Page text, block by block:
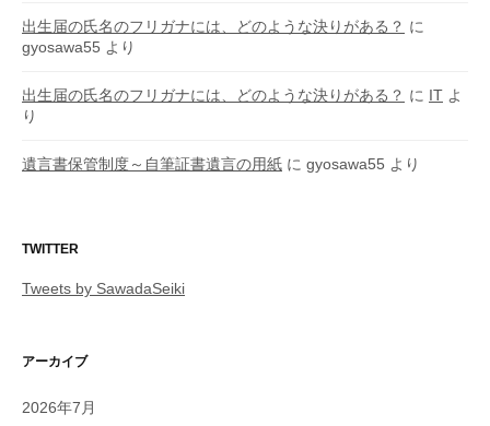
出生届の氏名のフリガナには、どのような決りがある？ に
gyosawa55 より
出生届の氏名のフリガナには、どのような決りがある？ に IT よ
り
遺言書保管制度～自筆証書遺言の用紙 に gyosawa55 より
TWITTER
Tweets by SawadaSeiki
アーカイブ
2026年7月